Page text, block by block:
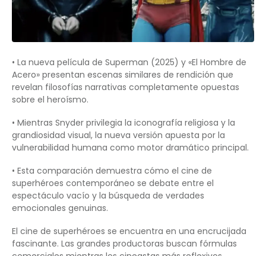
• La nueva película de Superman (2025) y «El Hombre de
Acero» presentan escenas similares de rendición que
revelan filosofías narrativas completamente opuestas
sobre el heroísmo.
• Mientras Snyder privilegia la iconografía religiosa y la
grandiosidad visual, la nueva versión apuesta por la
vulnerabilidad humana como motor dramático principal.
• Esta comparación demuestra cómo el cine de
superhéroes contemporáneo se debate entre el
espectáculo vacío y la búsqueda de verdades
emocionales genuinas.
El cine de superhéroes se encuentra en una encrucijada
fascinante. Las grandes productoras buscan fórmulas